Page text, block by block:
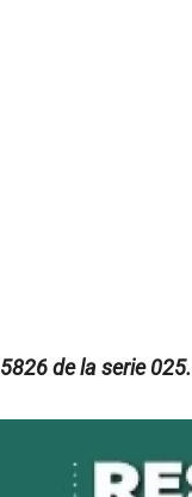
5826 de la serie 025.